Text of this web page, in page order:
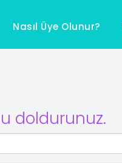
Nasıl Üye Olunur?
doldurunuz.